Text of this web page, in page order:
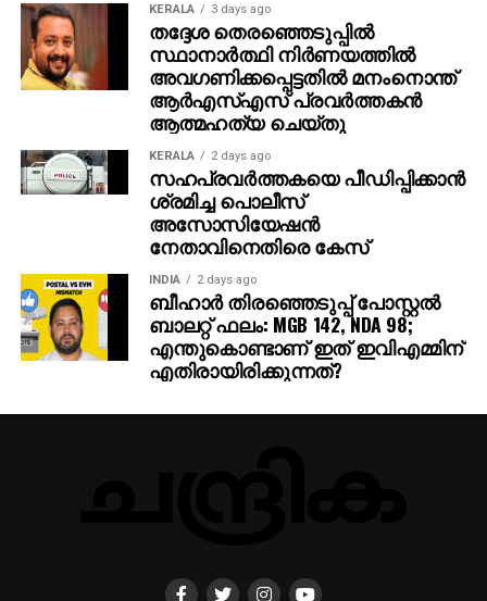
KERALA 3 days ago
തദ്ദേശ തെരഞ്ഞെടുപ്പില്‍
സ്ഥാനാര്‍ത്ഥി നിര്‍ണയത്തില്‍
അവഗണിക്കപ്പെട്ടതില്‍ മനംനൊന്ത്
ആര്‍എസ്എസ് പ്രവര്‍ത്തകന്‍
ആത്മഹത്യ ചെയ്തു
KERALA 2 days ago
സഹപ്രവര്‍ത്തകയെ പീഡിപ്പിക്കാന്‍
ശ്രമിച്ച പൊലീസ്
അസോസിയേഷന്‍
നേതാവിനെതിരെ കേസ്
INDIA 2 days ago
ബീഹാർ തിരഞ്ഞെടുപ്പ് പോസ്റ്റൽ
ബാലറ്റ് ഫലം: MGB 142, NDA 98;
എന്തുകൊണ്ടാണ് ഇത് ഇവിഎമ്മിന്
എതിരായിരിക്കുന്നത്?